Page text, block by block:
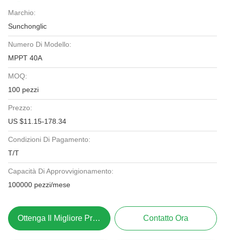
Marchio:
Sunchonglic
Numero Di Modello:
MPPT 40A
MOQ:
100 pezzi
Prezzo:
US $11.15-178.34
Condizioni Di Pagamento:
T/T
Capacità Di Approvvigionamento:
100000 pezzi/mese
Ottenga Il Migliore Prezzo Contatto Ora